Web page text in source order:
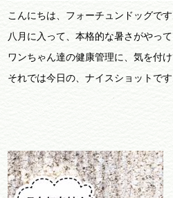
こんにちは、フォーチュンドッグです
八月に入って、本格的な暑さがやって
ワンちゃん達の健康管理に、気を付け
それでは今日の、ナイスショットです